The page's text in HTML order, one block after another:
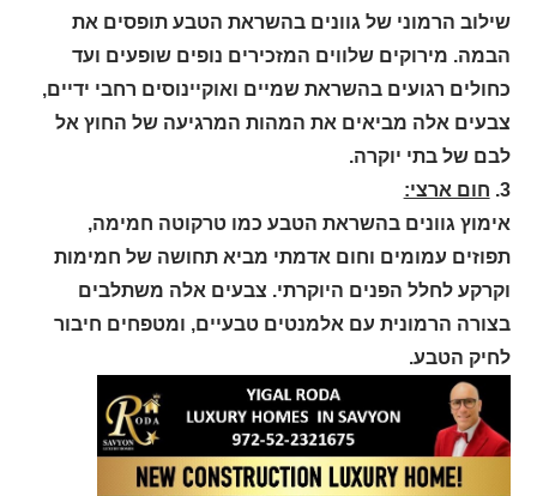
שילוב הרמוני של גוונים בהשראת הטבע תופסים את
הבמה. מירוקים שלווים המזכירים נופים שופעים ועד
כחולים רגועים בהשראת שמיים ואוקיינוסים רחבי ידיים,
צבעים אלה מביאים את המהות המרגיעה של החוץ אל
לבם של בתי יוקרה.
3. חום ארצי:
אימוץ גוונים בהשראת הטבע כמו טרקוטה חמימה,
תפוזים עמומים וחום אדמתי מביא תחושה של חמימות
וקרקע לחלל הפנים היוקרתי. צבעים אלה משתלבים
בצורה הרמונית עם אלמנטים טבעיים, ומטפחים חיבור
לחיק הטבע.